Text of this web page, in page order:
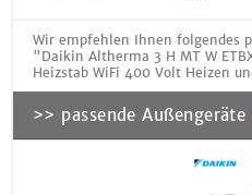
Wir empfehlen Ihnen folgendes
"Daikin Altherma 3 H MT W
Heizstab WiFi 400 Volt Heizen
>> passende Außengeräte